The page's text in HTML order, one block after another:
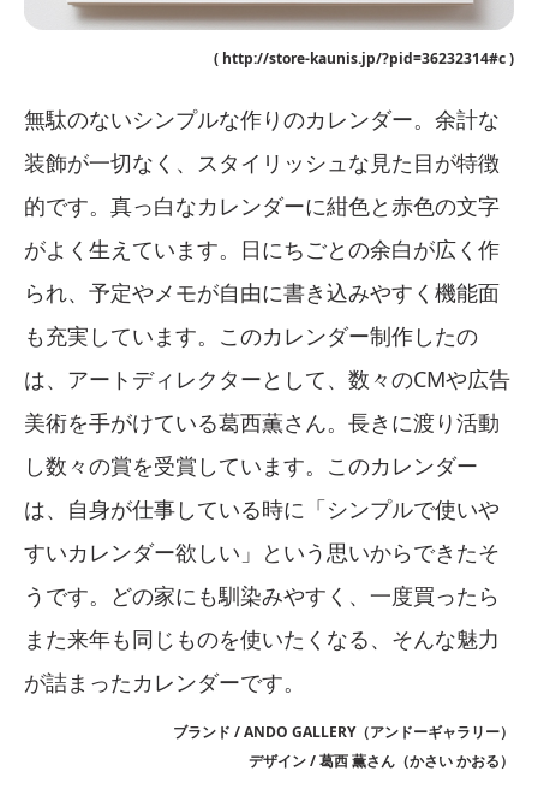
( http://store-kaunis.jp/?pid=36232314#c )
無駄のないシンプルな作りのカレンダー。余計な
装飾が一切なく、スタイリッシュな見た目が特徴
的です。真っ白なカレンダーに紺色と赤色の文字
がよく生えています。日にちごとの余白が広く作
られ、予定やメモが自由に書き込みやすく機能面
も充実しています。このカレンダー制作したの
は、アートディレクターとして、数々のCMや広告
美術を手がけている葛西薫さん。長きに渡り活動
し数々の賞を受賞しています。このカレンダー
は、自身が仕事している時に「シンプルで使いや
すいカレンダー欲しい」という思いからできたそ
うです。どの家にも馴染みやすく、一度買ったら
また来年も同じものを使いたくなる、そんな魅力
が詰まったカレンダーです。
ブランド / ANDO GALLERY（アンドーギャラリー）
デザイン / 葛西 薫さん（かさい かおる）